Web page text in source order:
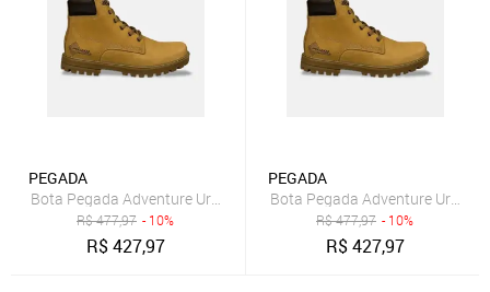
PEGADA
Bota Pegada Adventure Urban 181511 Caramelo
R$477,97 - 10%
R$427,97
PEGADA
Bota Pegada Adventure Urban
R$477,97 - 10%
R$427,97